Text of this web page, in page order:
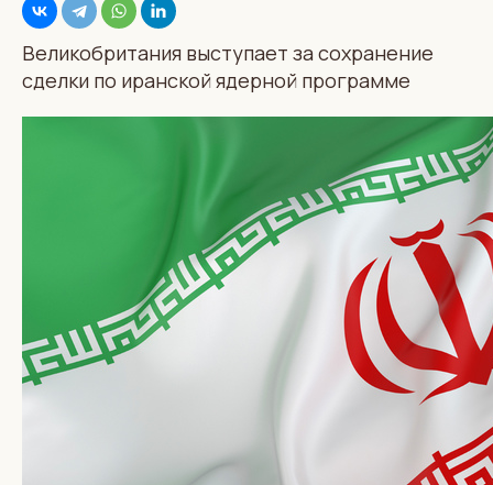
Великобритания выступает за сохранение
сделки по иранской ядерной программе